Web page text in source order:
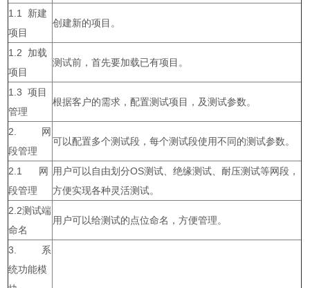
1.1 新建
项目
创建新的项目。
1.2 加载
项目
测试前，首先要加载已有项目。
1.3 项目
管理
根据客户的需求，配置测试项目，及测试参数。
2. 网
段管理
可以配置多个测试段，每个测试段使用不同的测试参数。
2.1 网
段管理
用户可以自由划分OS测试、绝缘测试、耐压测试等网段，
方便实现各种灵活测试。
2.2测试端
命名
用户可以给测试的点位命名，方便管理。
3. 系
统功能模